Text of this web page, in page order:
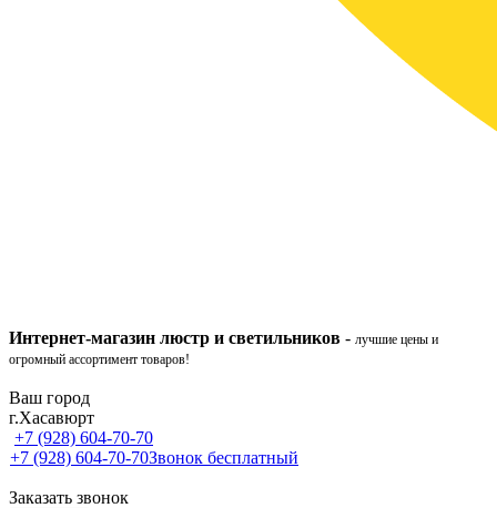
Интернет-магазин люстр и светильников - лучшие цены и
огромный ассортимент товаров!
Ваш город
г.Хасавюрт
+7 (928) 604-70-70
+7 (928) 604-70-70Звонок бесплатный
Заказать звонок